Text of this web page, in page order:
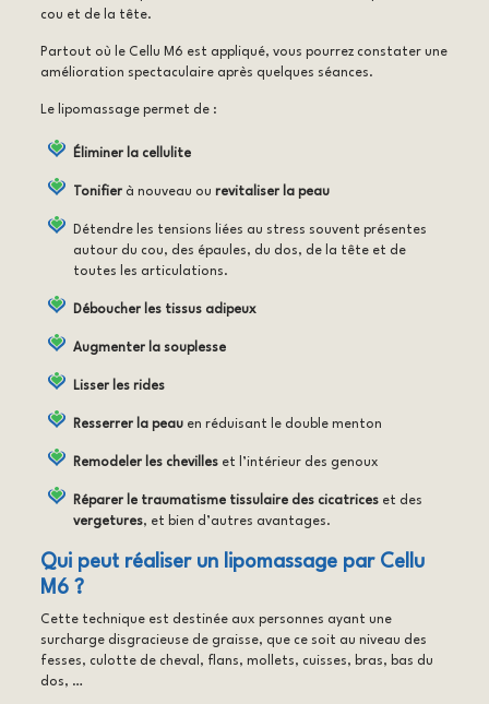
cou et de la tête.
Partout où le Cellu M6 est appliqué, vous pourrez constater une
amélioration spectaculaire après quelques séances.
Le lipomassage permet de :
Éliminer la cellulite
Tonifierà nouveau ou revitaliser la peau
Détendre les tensions liées au stress souvent présentes
autour du cou, des épaules, du dos, de la tête et de
toutes les articulations.
Déboucher les tissus adipeux
Augmenter la souplesse
Lisser les rides
Resserrer la peauen réduisant le double menton
Remodeler les chevilleset l’intérieur des genoux
Réparer le traumatisme tissulaire des cicatriceset des
vergetures, et bien d’autres avantages.
Qui peut réaliser un lipomassage par Cellu
M6 ?
Cette technique est destinée aux personnes ayant une
surcharge disgracieuse de graisse, que ce soit au niveau des
fesses, culotte de cheval, flans, mollets, cuisses, bras, bas du
dos, …